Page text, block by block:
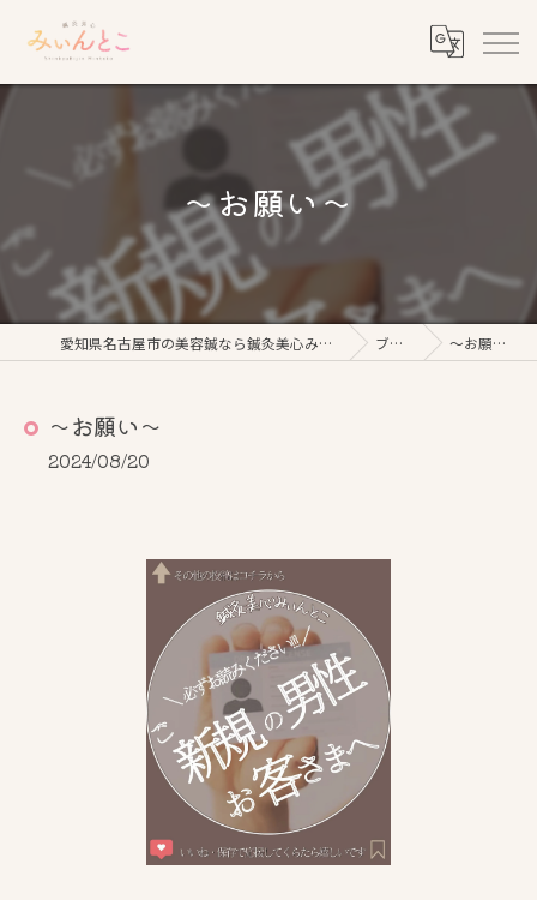
〜お願い〜
愛知県名古屋市の美容鍼なら鍼灸美心みぃんとこ ブログ 〜お願い〜
〜お願い〜
2024/08/20